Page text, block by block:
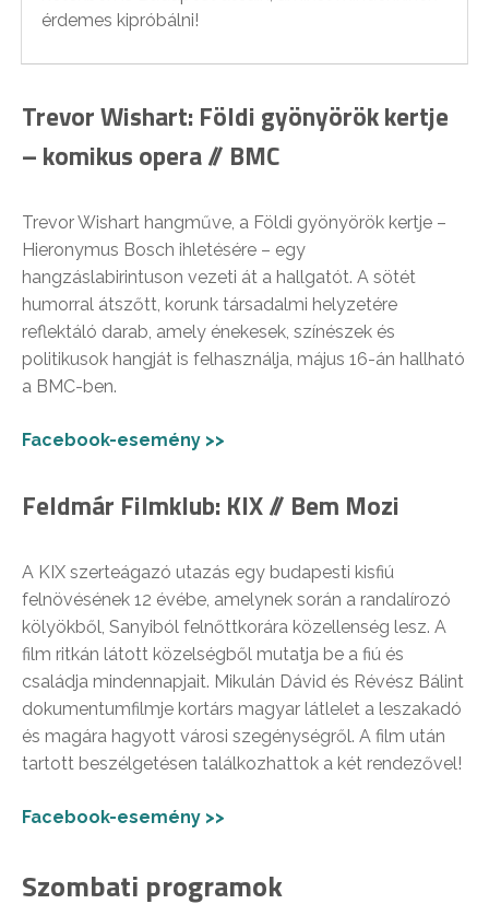
érdemes kipróbálni!
Trevor Wishart: Földi gyönyörök kertje
– komikus opera // BMC
Trevor Wishart hangműve, a Földi gyönyörök kertje –
Hieronymus Bosch ihletésére – egy
hangzáslabirintuson vezeti át a hallgatót. A sötét
humorral átszőtt, korunk társadalmi helyzetére
reflektáló darab, amely énekesek, színészek és
politikusok hangját is felhasználja, május 16-án hallható
a BMC-ben.
Facebook-esemény >>
Feldmár Filmklub: KIX // Bem Mozi
A KIX szerteágazó utazás egy budapesti kisfiú
felnövésének 12 évébe, amelynek során a randalírozó
kölyökből, Sanyiból felnőttkorára közellenség lesz. A
film ritkán látott közelségből mutatja be a fiú és
családja mindennapjait. Mikulán Dávid és Révész Bálint
dokumentumfilmje kortárs magyar látlelet a leszakadó
és magára hagyott városi szegénységről. A film után
tartott beszélgetésen találkozhattok a két rendezővel!
Facebook-esemény >>
Szombati programok